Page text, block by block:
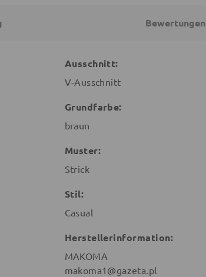
Bewertungen
Ausschnitt:
V-Ausschnitt
Grundfarbe:
braun
Muster:
Strick
Stil:
Casual
Herstellerinformation:
MAKOMA
makoma1@gazeta.pl